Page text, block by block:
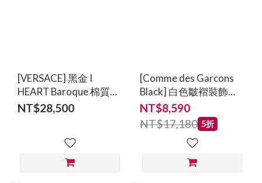
[VERSACE] 黑金 I
HEART Baroque 棉質連
帽上衣
NT$28,500
[Comme des Garcons
Black] 白色皺褶裝飾長
袖襯衫
NT$8,590
NT$17,180 5折